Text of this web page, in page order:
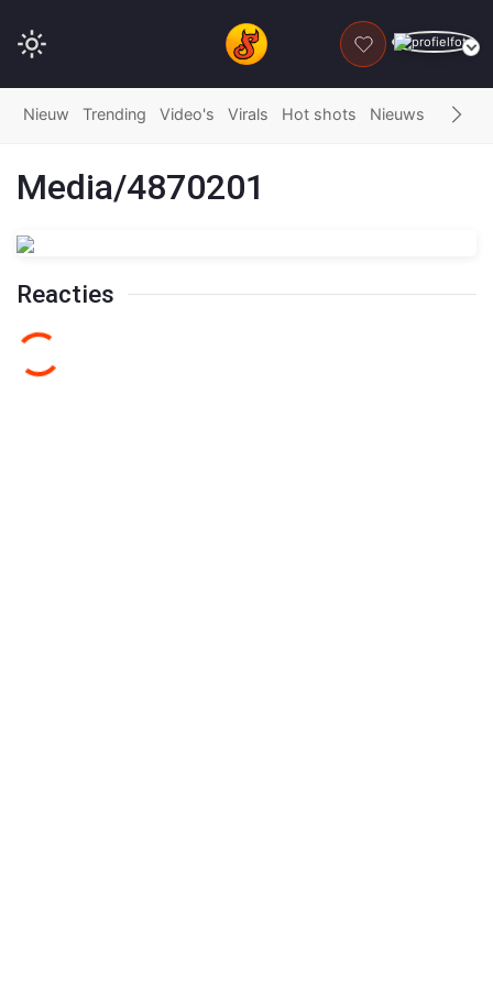
DONEER
Nieuw Trending Video's Virals Hot shots Nieuws Fails
Media/4870201
Reacties